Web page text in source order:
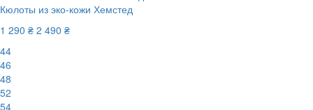
Кюлоты из эко-кожи Хемстед
1 290 ₴ 2 490 ₴
44
46
48
52
54